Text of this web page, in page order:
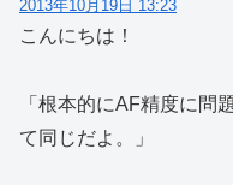
2013年10月19日 13:23
こんにちは！
「根本的にAF精度に問
て同じだよ。」